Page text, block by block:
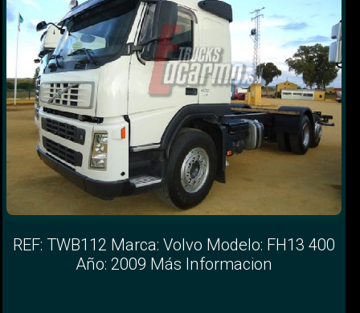
REF: TWB112 Marca: Volvo Modelo: FH13 400
Año: 2009 Más Informacion